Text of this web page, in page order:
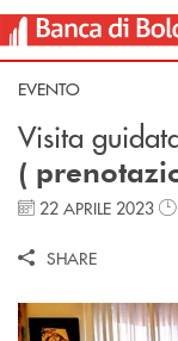
Salta al contenuto
EVENTO
Visita
(
22 APRILE 2023
SHARE